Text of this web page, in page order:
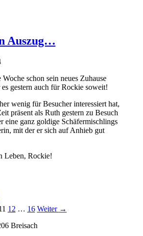
Auszug…
schon sein neues Zuhause
gestern auch für Rockie soweit!
wenig für Besucher interessiert hat,
präsent als Ruth gestern zu Besuch
eine ganz goldige Schäfermischlings
mit der er sich auf Anhieb gut
Leben, Rockie!
Seite
12 … Seite
16 Weiter →
Breisach